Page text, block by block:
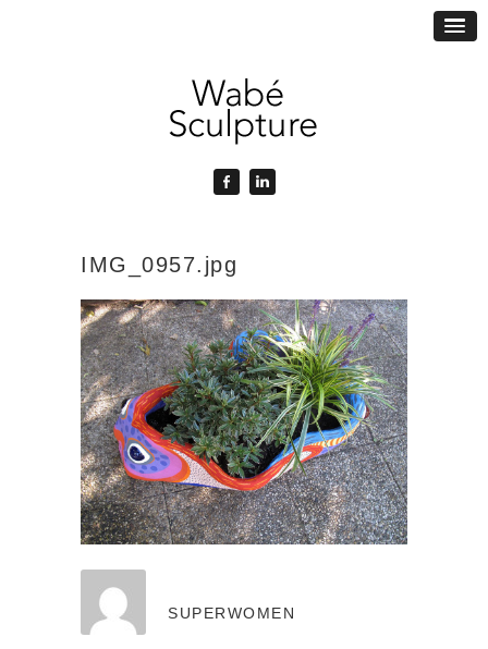
IMG_0957.jpg
SUPERWOMEN